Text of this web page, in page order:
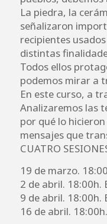
La piedra, la
señalizaron
recipientes
distintas
Todos ellos
podemos mirar a
En este curso, a
Analizaremos las
por qué lo
mensajes que
CUATRO
19 de marzo.
2 de abril.
9 de abril. 18:00h.
16 de abril.